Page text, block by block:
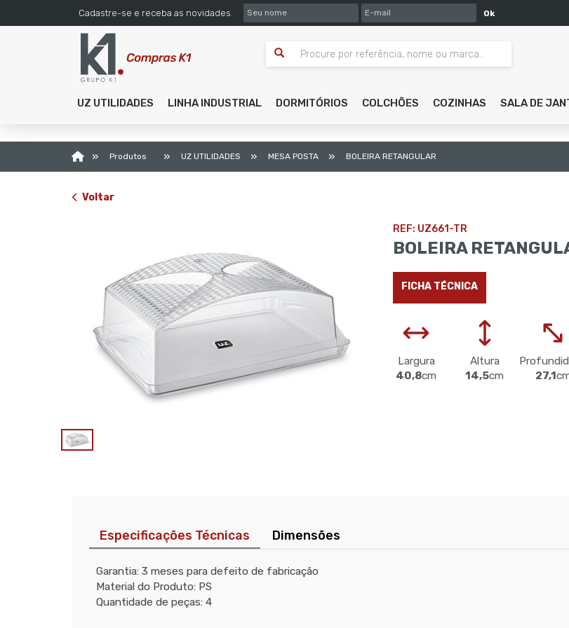
Cadastre-se e receba as novidades. SEU NOME E-MAIL Ok
UZ UTILIDADES LINHA INDUSTRIAL DORMITÓRIOS COLCHÕES COZINHAS SALA DE
» Produtos » UZ UTILIDADES » MESA POSTA » BOLEIRA RETANGULAR
Voltar
REF: UZ661-TR
BOLEIRA
FICHA TÉCNICA
Largura
40,8cm
Altura
14,5cm
27,1
Especificações Técnicas Dimensões
Garantia: 3 meses para defeito de fabricação
Material do Produto: PS
Quantidade de peças: 4